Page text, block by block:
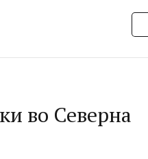
во Северна